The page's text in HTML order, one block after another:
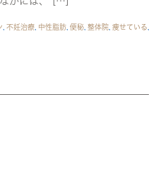
不妊治療 中性脂肪 便秘 整体院 痩せている